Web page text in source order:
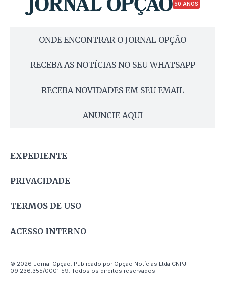
50 ANOS
ONDE ENCONTRAR O JORNAL OPÇÃO
RECEBA AS NOTÍCIAS NO SEU WHATSAPP
RECEBA NOVIDADES EM SEU EMAIL
ANUNCIE AQUI
EXPEDIENTE
PRIVACIDADE
TERMOS DE USO
ACESSO INTERNO
© 2026 Jornal Opção. Publicado por Opção Notícias Ltda CNPJ
09.236.355/0001-59. Todos os direitos reservados.